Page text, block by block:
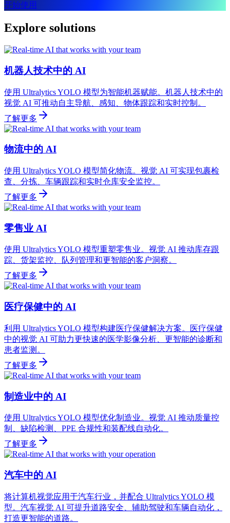
开始使用
Explore solutions
机器人技术中的 AI
使用 Ultralytics YOLO 模型为智能机器赋能。机器人技术中的
视觉 AI 可推动自主导航、感知、物体跟踪和实时控制。
了解更多
物流中的 AI
使用 Ultralytics YOLO 模型简化物流。视觉 AI 可实现包裹检
查、分拣、车辆跟踪和实时仓库安全监控。
了解更多
零售业 AI
使用 Ultralytics YOLO 模型重塑零售业。视觉 AI 推动库存跟
踪、货架监控、队列管理和更智能的客户洞察。
了解更多
医疗保健中的 AI
利用 Ultralytics YOLO 模型构建医疗保健解决方案。医疗保健
中的视觉 AI 可助力更快速的医学影像分析、更智能的诊断和
患者监测。
了解更多
制造业中的 AI
使用 Ultralytics YOLO 模型优化制造业。视觉 AI 推动质量控
制、缺陷检测、PPE 合规性和装配线自动化。
了解更多
汽车中的 AI
将计算机视觉应用于汽车行业，并配合 Ultralytics YOLO 模
型。汽车视觉 AI 可提升道路安全、辅助驾驶和车辆自动化，
打造更智能的道路。